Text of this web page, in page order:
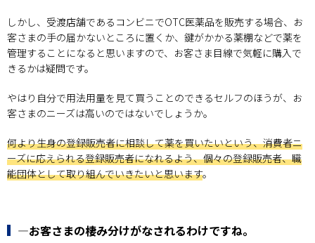
しかし、受渡店舗であるコンビニでOTC医薬品を販売する場合、お
客さまの手の届かないところに置くか、鍵がかかる薬棚などで薬を
管理することになると思いますので、お客さま目線で気軽に購入で
きるかは疑問です。
やはり自分で用法用量を見て買うことのできるセルフのほうが、お
客さまのニーズは高いのではないでしょうか。
何より生身の登録販売者に相談して薬を買いたいという、消費者ニ
ーズに応えられる登録販売者になれるよう、個々の登録販売者、職
能団体として取り組んでいきたいと思います。
―お客さまの棲み分けがなされるわけですね。